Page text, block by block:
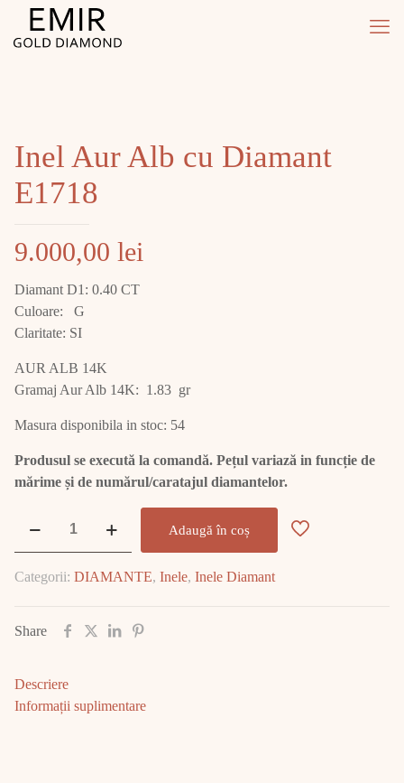
Inel Aur Alb cu Diamant
E1718
9.000,00 lei
Diamant D1: 0.40 CT
Culoare: G
Claritate: SI
AUR ALB 14K
Gramaj Aur Alb 14K: 1.83 gr
Masura disponibila in stoc: 54
Produsul se execută la comandă. Pețul variază in funcție de
mărime și de numărul/caratajul diamantelor.
Alb
Diamant
Adaugă în coș
Categorii: DIAMANTE, Inele, Inele Diamant
Share
Descriere
Informații suplimentare